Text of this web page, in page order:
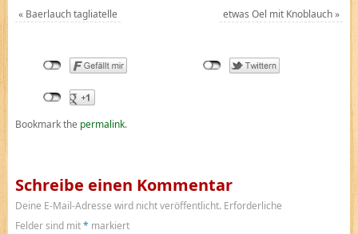
« Baerlauch tagliatelle etwas Oel mit Knoblauch»
Bookmark the permalink.
Schreibe einen Kommentar
Deine E-Mail-Adresse wird nicht veröffentlicht. Erforderliche
Felder sind mit* markiert